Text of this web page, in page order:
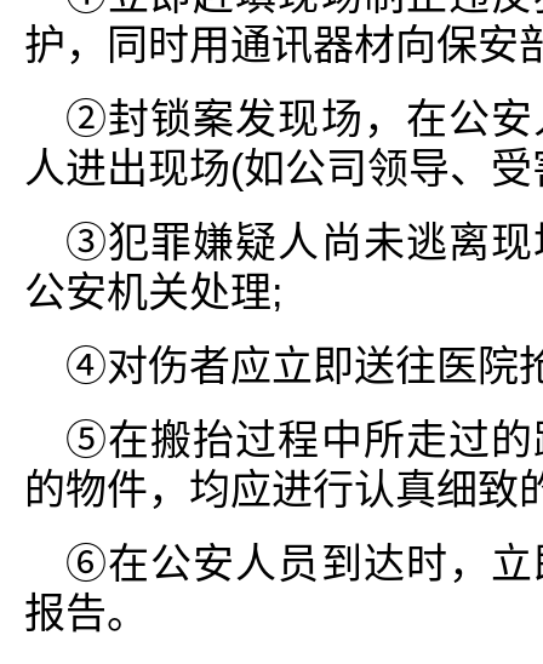
护，同时用通讯器材向保安
②封锁案发现场，在公安
人进出现场(如公司领导、
③犯罪嫌疑人尚未逃离现
公安机关处理;
④对伤者应立即送往医院
⑤在搬抬过程中所走过的
的物件，均应进行认真细致
⑥在公安人员到达时，立
报告。